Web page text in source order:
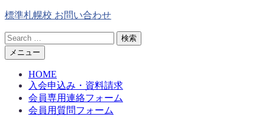
コ
テ
ン
標準札幌校 お問い合わせ
検
索メニュー
HOME
入会申込み・資料請求
会員専用連絡フォーム
会員用質問フォーム